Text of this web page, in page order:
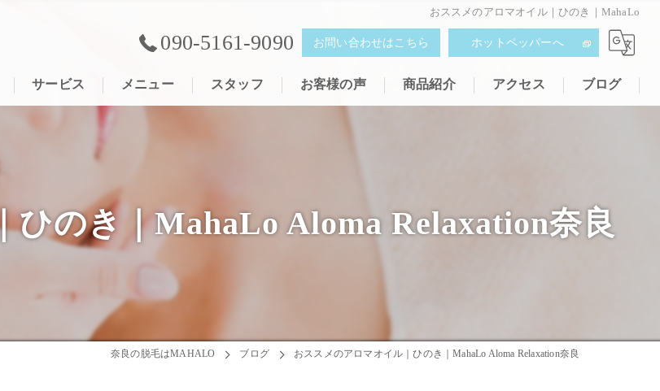
おススメのアロマオイル｜ひのき｜MahaLo
090-5161-9090 お問い合わせはこちら ホットペッパーへ
サービス メニュー スタッフ お客様の声 商品紹介 アクセス ブログ
ひのき｜MahaLo Aloma Relaxation奈良
奈良の脱毛はMAHALO ブログ おススメのアロマオイル｜ひのき｜MahaLo Aloma Relaxation奈良